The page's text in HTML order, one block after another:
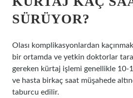
SÜRÜYOR?
Olası komplikasyonlardan
bir ortamda ve yetkin doktorlar
gereken kürtaj işlemi genellikle 10-
ve hasta birkaç saat müşahede
taburcu edilir.